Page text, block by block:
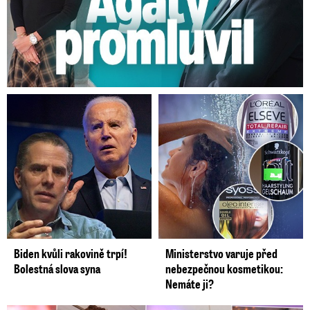
vinu odmítal, zpochybňoval věrohodnost
dívek. Státní zástupce a teplický soud se v
lednu shodli, že zatím Feri neprokázal
polepšení, zcela mu chybí sebereflexe.
Podmínkou pro podmíněné propuštění je
odpykání poloviny trestu, prokázané polepšení
po právní moci rozsudku a očekávání, že povede
odsouzený dál řádný způsob života.
Dva dokonané skutky se podle pravomocného
rozsudku staly ve Feriho žižkovském bytě.
Tehdejší mladý teplický radní, student práv a
populární influencer tam podle pravomocného
rozsudku v březnu a listopadu 2016 líbal a
osahával dvě dívky přes jejich nesouhlas a
Biden kvůli rakovině trpí!
Bolestná slova syna
Ministerstvo varuje před
nebezpečnou kosmetikou:
Nemáte ji?